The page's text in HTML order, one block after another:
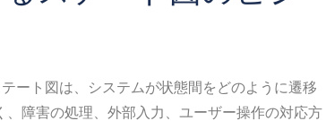
ート図は、システムが状態間をどのように遷移
障害の処理、外部入力、ユーザー操作の対応方